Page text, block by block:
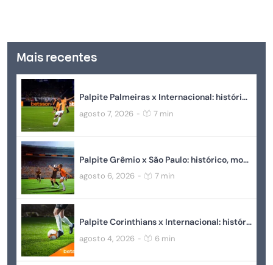
Mais recentes
Palpite Palmeiras x Internacional: histórico, momento atual, estatísticas e odds
agosto 7, 2026 - 7 min
Palpite Grêmio x São Paulo: histórico, momento atual, estatísticas e odds
agosto 6, 2026 - 7 min
Palpite Corinthians x Internacional: histórico, momento atual, estatísticas e odds
agosto 4, 2026 - 6 min